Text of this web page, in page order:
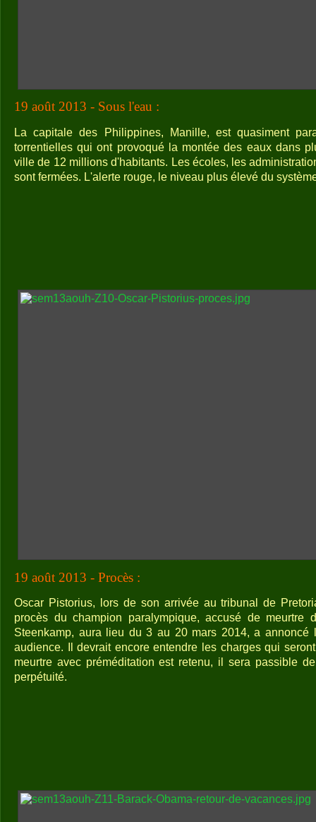
19 août 2013 - Sous l'eau :
La capitale des Philippines, Manille, est quasiment
torrentielles qui ont provoqué la montée des eaux dans
ville de 12 millions d'habitants. Les écoles, les
sont fermées. L'alerte rouge, le niveau plus élevé du
19 août 2013 - Procès :
Oscar Pistorius, lors de son arrivée au tribunal de
procès du champion paralympique, accusé de meurtre
Steenkamp, aura lieu du 3 au 20 mars 2014, a annoncé
audience. Il devrait encore entendre les charges qui
meurtre avec préméditation est retenu, il sera passible
perpétuité.